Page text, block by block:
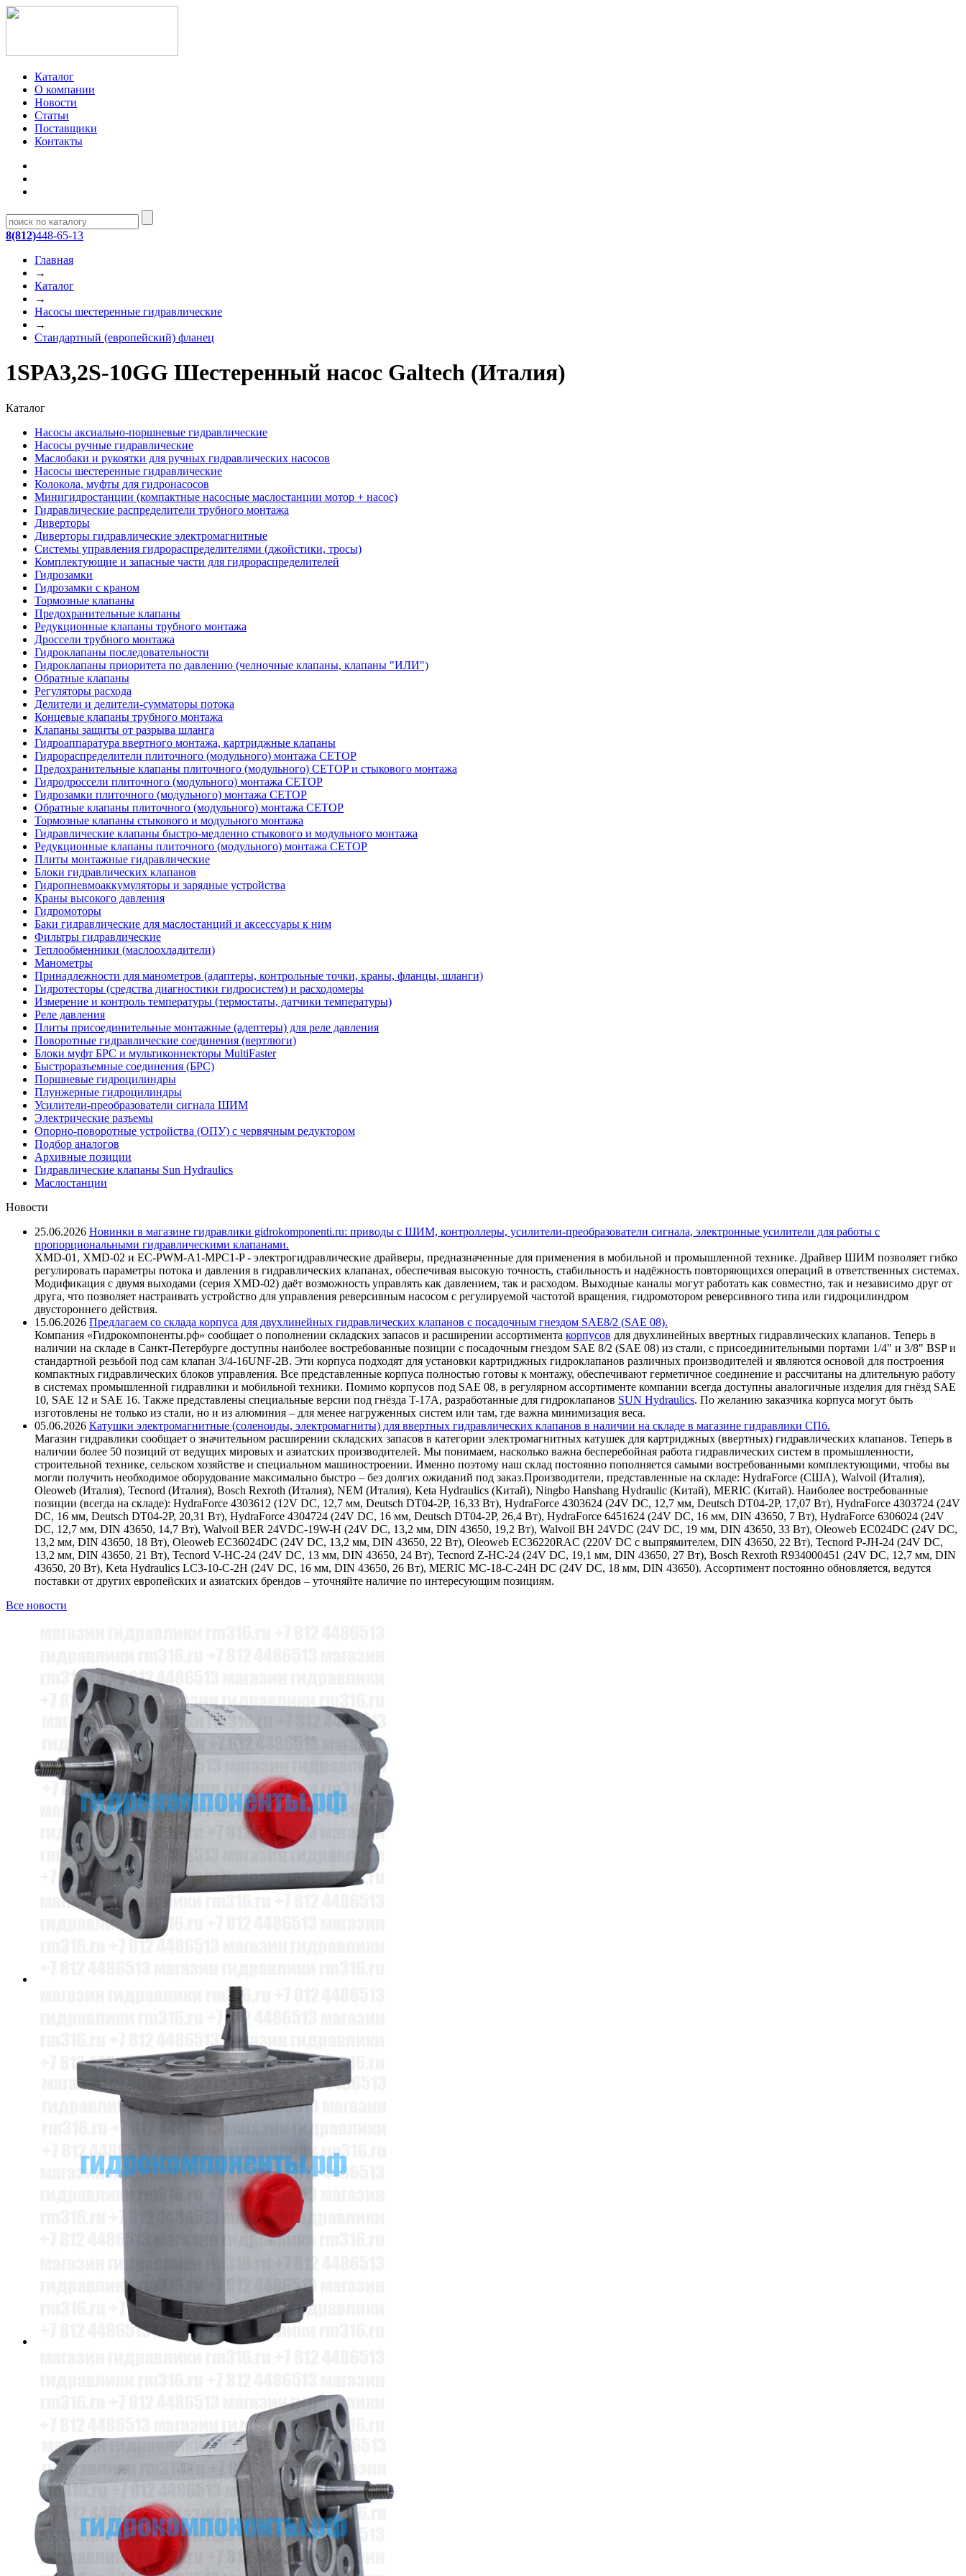
Каталог
О компании
Новости
Статьи
Поставщики
Контакты
8(812)448-65-13
Главная
→
Каталог
→
Насосы шестеренные гидравлические
→
Стандартный (европейский) фланец
1SPA3,2S-10GG Шестеренный насос Galtech (Италия)
Каталог
Насосы аксиально-поршневые гидравлические
Насосы ручные гидравлические
Маслобаки и рукоятки для ручных гидравлических насосов
Насосы шестеренные гидравлические
Колокола, муфты для гидронасосов
Минигидростанции (компактные насосные маслостанции мотор + насос)
Гидравлические распределители трубного монтажа
Диверторы
Диверторы гидравлические электромагнитные
Системы управления гидрораспределителями (джойстики, тросы)
Комплектующие и запасные части для гидрораспределителей
Гидрозамки
Гидрозамки с краном
Тормозные клапаны
Предохранительные клапаны
Редукционные клапаны трубного монтажа
Дроссели трубного монтажа
Гидроклапаны последовательности
Гидроклапаны приоритета по давлению (челночные клапаны, клапаны "ИЛИ")
Обратные клапаны
Регуляторы расхода
Делители и делители-сумматоры потока
Концевые клапаны трубного монтажа
Клапаны защиты от разрыва шланга
Гидроаппаратура ввертного монтажа, картриджные клапаны
Гидрораспределители плиточного (модульного) монтажa CETOP
Предохранительные клапаны плиточного (модульного) CETOP и стыкового монтажа
Гидродроссели плиточного (модульного) монтажа CETOP
Гидрозамки плиточного (модульного) монтажа CETOP
Обратные клапаны плиточного (модульного) монтажа CETOP
Тормозные клапаны стыкового и модульного монтажа
Гидравлические клапаны быстро-медленно стыкового и модульного монтажа
Редукционные клапаны плиточного (модульного) монтажа CETOP
Плиты монтажные гидравлические
Блоки гидравлических клапанов
Гидропневмоаккумуляторы и зарядные устройства
Краны высокого давления
Гидромоторы
Баки гидравлические для маслостанций и аксессуары к ним
Фильтры гидравлические
Теплообменники (маслоохладители)
Манометры
Принадлежности для манометров (адаптеры, контрольные точки, краны, фланцы, шланги)
Гидротесторы (средства диагностики гидросистем) и расходомеры
Измерение и контроль температуры (термостаты, датчики температуры)
Реле давления
Плиты присоединительные монтажные (адептеры) для реле давления
Поворотные гидравлические соединения (вертлюги)
Блоки муфт БРС и мультиконнекторы MultiFaster
Быстроразъемные соединения (БРС)
Поршневые гидроцилиндры
Плунжерные гидроцилиндры
Усилители-преобразователи сигнала ШИМ
Электрические разъемы
Опорно-поворотные устройства (ОПУ) с червячным редуктором
Подбор аналогов
Архивные позиции
Гидравлические клапаны Sun Hydraulics
Маслостанции
Новости
25.06.2026 Новинки в магазине гидравлики gidrokomponenti.ru: приводы с ШИМ, контроллеры, усилители-преобразователи сигнала, электронные усилители для работы с
пропорциональными гидравлическими клапанами.
XMD-01, XMD-02 и EC-PWM-A1-MPC1-P - электрогидравлические драйверы, предназначенные для применения в мобильной и промышленной технике. Драйвер ШИМ позволяет гибко
регулировать параметры потока и давления в гидравлических клапанах, обеспечивая высокую точность, стабильность и надёжность повторяющихся операций в ответственных системах.
Модификация с двумя выходами (серия XMD-02) даёт возможность управлять как давлением, так и расходом. Выходные каналы могут работать как совместно, так и независимо друг от
друга, что позволяет настраивать устройство для управления реверсивным насосом с регулируемой частотой вращения, гидромотором реверсивного типа или гидроцилиндром
двустороннего действия.
15.06.2026 Предлагаем со склада корпуса для двухлинейных гидравлических клапанов с посадочным гнездом SAE8/2 (SAE 08).
Компания «Гидрокомпоненты.рф» сообщает о пополнении складских запасов и расширении ассортимента корпусов для двухлинейных ввертных гидравлических клапанов. Теперь в
наличии на складе в Санкт-Петербурге доступны наиболее востребованные позиции с посадочным гнездом SAE 8/2 (SAE 08) из стали, с присоединительными портами 1/4" и 3/8" BSP и
стандартной резьбой под сам клапан 3/4-16UNF-2B. Эти корпуса подходят для установки картриджных гидроклапанов различных производителей и являются основой для построения
компактных гидравлических блоков управления. Все представленные корпуса полностью готовы к монтажу, обеспечивают герметичное соединение и рассчитаны на длительную работу
в системах промышленной гидравлики и мобильной техники. Помимо корпусов под SAE 08, в регулярном ассортименте компании всегда доступны аналогичные изделия для гнёзд SAE
10, SAE 12 и SAE 16. Также представлены специальные версии под гнёзда T-17A, разработанные для гидроклапанов SUN Hydraulics. По желанию заказчика корпуса могут быть
изготовлены не только из стали, но и из алюминия – для менее нагруженных систем или там, где важна минимизация веса.
05.06.2026 Катушки электромагнитные (соленоиды, электромагниты) для ввертных гидравлических клапанов в наличии на складе в магазине гидравлики СПб.
Магазин гидравлики сообщает о значительном расширении складских запасов в категории электромагнитных катушек для картриджных (ввертных) гидравлических клапанов. Теперь в
наличии более 50 позиций от ведущих мировых и азиатских производителей. Мы понимаем, насколько важна бесперебойная работа гидравлических систем в промышленности,
строительной технике, сельском хозяйстве и специальном машиностроении. Именно поэтому наш склад постоянно пополняется самыми востребованными комплектующими, чтобы вы
могли получить необходимое оборудование максимально быстро – без долгих ожиданий под заказ.Производители, представленные на складе: HydraForce (США), Walvoil (Италия),
Oleoweb (Италия), Tecnord (Италия), Bosch Rexroth (Италия), NEM (Италия), Keta Hydraulics (Китай), Ningbo Hanshang Hydraulic (Китай), MERIC (Китай). Наиболее востребованные
позиции (всегда на складе): HydraForce 4303612 (12V DC, 12,7 мм, Deutsch DT04-2P, 16,33 Вт), HydraForce 4303624 (24V DC, 12,7 мм, Deutsch DT04-2P, 17,07 Вт), HydraForce 4303724 (24V
DC, 16 мм, Deutsch DT04-2P, 20,31 Вт), HydraForce 4304724 (24V DC, 16 мм, Deutsch DT04-2P, 26,4 Вт), HydraForce 6451624 (24V DC, 16 мм, DIN 43650, 7 Вт), HydraForce 6306024 (24V
DC, 12,7 мм, DIN 43650, 14,7 Вт), Walvoil BER 24VDC-19W-H (24V DC, 13,2 мм, DIN 43650, 19,2 Вт), Walvoil BH 24VDC (24V DC, 19 мм, DIN 43650, 33 Вт), Oleoweb EC024DC (24V DC,
13,2 мм, DIN 43650, 18 Вт), Oleoweb EC36024DC (24V DC, 13,2 мм, DIN 43650, 22 Вт), Oleoweb EC36220RAC (220V DC с выпрямителем, DIN 43650, 22 Вт), Tecnord P-JH-24 (24V DC,
13,2 мм, DIN 43650, 21 Вт), Tecnord V-HC-24 (24V DC, 13 мм, DIN 43650, 24 Вт), Tecnord Z-HC-24 (24V DC, 19,1 мм, DIN 43650, 27 Вт), Bosch Rexroth R934000451 (24V DC, 12,7 мм, DIN
43650, 20 Вт), Keta Hydraulics LC3-10-C-2H (24V DC, 16 мм, DIN 43650, 26 Вт), MERIC MC-18-C-24H DC (24V DC, 18 мм, DIN 43650). Ассортимент постоянно обновляется, ведутся
поставки от других европейских и азиатских брендов – уточняйте наличие по интересующим позициям.
Все новости